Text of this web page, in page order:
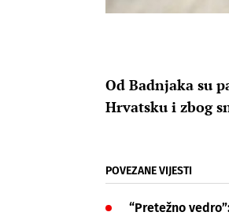
Od Badnjaka su
Hrvatsku i zbog
POVEZANE VIJESTI
“Pretežno